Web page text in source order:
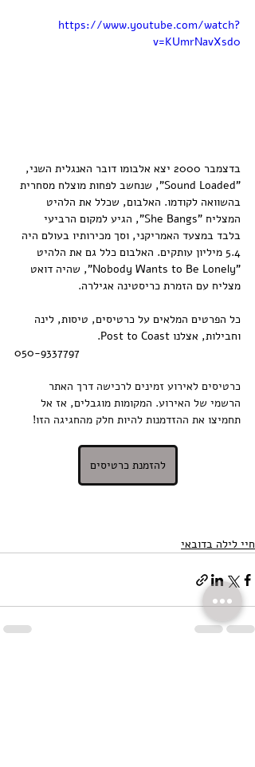
https://www.youtube.com/watch?
v=KUmrNavXsd0
בדצמבר 2000 יצא אלבומו דובר האנגלית השני,
"Sound Loaded", שנחשב לפחות מוצלח מסחרית
בהשוואה לקודמו. האלבום, שכלל את הלהיט
המצליח "She Bangs", הגיע למקום הרביעי
בלבד במצעד האמריקני, וסך מכירותיו בעולם היה
5.4 מיליון עותקים. האלבום כלל גם את הלהיט
"Nobody Wants to Be Lonely", שהיה דואט
מצליח עם הזמרת כריסטינה אגילרה.
כל הפרטים המלאים על כרטיסים, טיסות, לינה
וחבילות, אצלנו Post to Coast.
050-9337797
כרטיסים לאירוע זמינים לרכישה דרך האתר
הרשמי של האירוע. המקומות מוגבלים, אז אל
תחמיצו את ההזדמנות להיות חלק מהחגיגה הזו!
להזמנת כרטיסים
חיי לילה בדובאי